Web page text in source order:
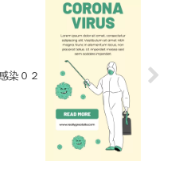
染０２